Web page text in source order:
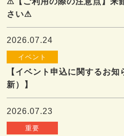
さい⚠
2026.07.24
イベント
【イベント申込に関するお
新）】
2026.07.23
重要